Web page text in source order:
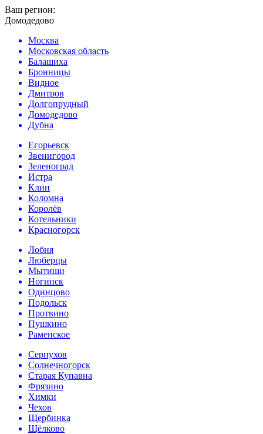
Ваш регион:
Домодедово
Москва
Московская область
Балашиха
Бронницы
Видное
Дмитров
Долгопрудный
Домодедово
Дубна
Егорьевск
Звенигород
Зеленоград
Истра
Клин
Коломна
Королёв
Котельники
Красногорск
Лобня
Люберцы
Мытищи
Ногинск
Одинцово
Подольск
Протвино
Пушкино
Раменское
Серпухов
Солнечногорск
Старая Купавна
Фрязино
Химки
Чехов
Щербинка
Щёлково